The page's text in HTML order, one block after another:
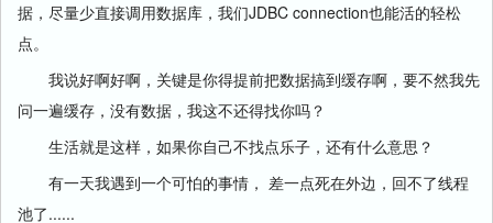
据，尽量少直接调用数据库，我们JDBC connection也能活的轻松
点。
我说好啊好啊，关键是你得提前把数据搞到缓存啊，要不然我先
问一遍缓存，没有数据，我这不还得找你吗？
生活就是这样，如果你自己不找点乐子，还有什么意思？
有一天我遇到一个可怕的事情， 差一点死在外边，回不了线程
池了......